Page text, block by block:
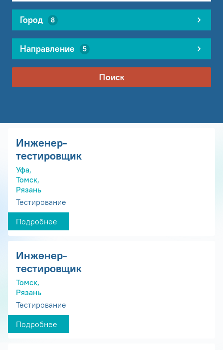
Город 8
Направление 5
Поиск
Инженер-
тестировщик
Уфа,
Томск,
Рязань
Тестирование
Подробнее
Инженер-
тестировщик
Томск,
Рязань
Тестирование
Подробнее